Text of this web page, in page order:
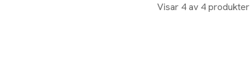
Visar 4 av 4 produkter